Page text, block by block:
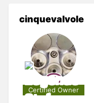
cinquevalvole
Certified Owner